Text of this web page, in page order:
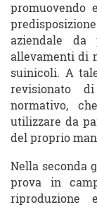
promuovendo
aziendale
allevamenti di
suinicoli. A
revisionato
normativo,
utilizzare da
del proprio
Nella seconda
prova in
riproduzione